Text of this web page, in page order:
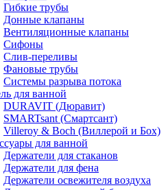
Гибкие трубы
Донные клапаны
Вентиляционные клапаны
Сифоны
Слив-переливы
Фановые трубы
Системы разрыва потока
для ванной
DURAVIT (Дюравит)
SMARTsant (Смартсант)
Villeroy & Boch (Виллерой и Бох)
для ванной
Держатели для стаканов
Держатели для фена
Держатели освежителя воздуха